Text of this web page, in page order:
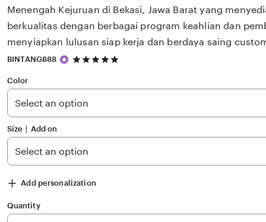
Menengah Kejuruan di Bekasi, Jawa Barat yang
berkualitas dengan berbagai program keahlian dan
menyiapkan lulusan siap kerja dan berdaya saing
BINTANG888
5
5
stars
Color
Size ∣ Add on
Add personalization
Quantity